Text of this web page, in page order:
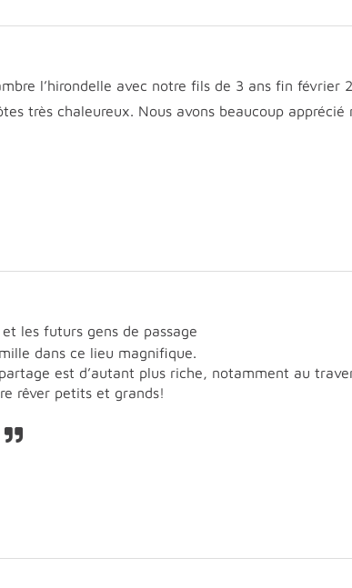
l’hirondelle avec notre fils de 3 ans fin février
très chaleureux. Nous avons beaucoup
les futurs gens de passage
dans ce lieu magnifique.
est d’autant plus riche, notamment au
rêver petits et grands!